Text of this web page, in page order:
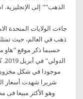
الذهب"" إلى
جاءت الولايات المتحدة
حسبما ذكر موقع "هاو
موجودا في شكل